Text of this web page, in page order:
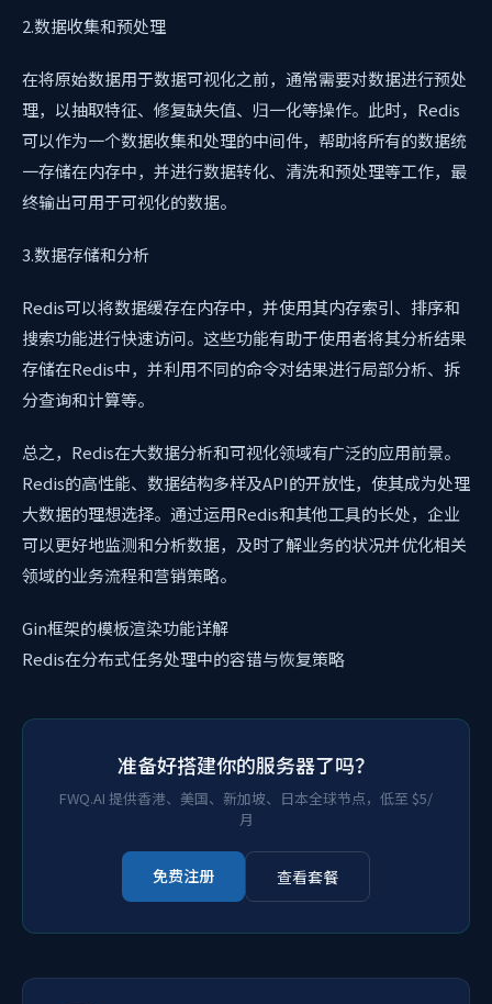
2.数据收集和预处理
在将原始数据用于数据可视化之前，通常需要对数据进行预处
理，以抽取特征、修复缺失值、归一化等操作。此时，Redis
可以作为一个数据收集和处理的中间件，帮助将所有的数据统
一存储在内存中，并进行数据转化、清洗和预处理等工作，最
终输出可用于可视化的数据。
3.数据存储和分析
Redis可以将数据缓存在内存中，并使用其内存索引、排序和
搜索功能进行快速访问。这些功能有助于使用者将其分析结果
存储在Redis中，并利用不同的命令对结果进行局部分析、拆
分查询和计算等。
总之，Redis在大数据分析和可视化领域有广泛的应用前景。
Redis的高性能、数据结构多样及API的开放性，使其成为处理
大数据的理想选择。通过运用Redis和其他工具的长处，企业
可以更好地监测和分析数据，及时了解业务的状况并优化相关
领域的业务流程和营销策略。
Gin框架的模板渲染功能详解
Redis在分布式任务处理中的容错与恢复策略
准备好搭建你的服务器了吗？
FWQ.AI 提供香港、美国、新加坡、日本全球节点，低至 $5/
月
免费注册 查看套餐